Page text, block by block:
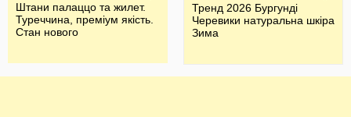
Штани палаццо та жилет.
Туреччина, преміум якість.
Стан нового
Тренд 2026 Бургунді
Черевики натуральна шкіра
Зима